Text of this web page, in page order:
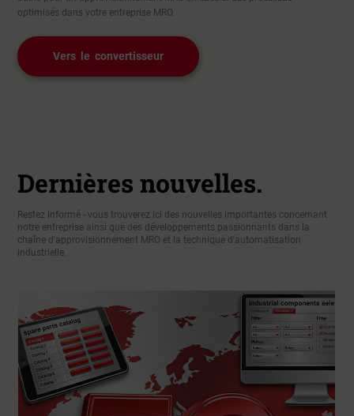
optimisés dans votre entreprise MRO.
Vers le convertisseur
Dernières nouvelles.
Restez informé - vous trouverez ici des nouvelles importantes concernant
notre entreprise ainsi que des développements passionnants dans la
chaîne d'approvisionnement MRO et la technique d'automatisation
industrielle.